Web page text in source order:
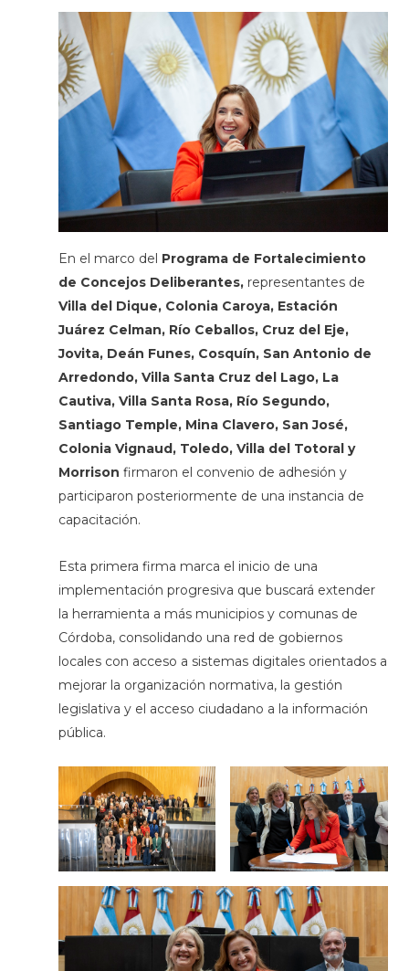
En el marco del Programa de Fortalecimiento
de Concejos Deliberantes,representantes de
Villa del Dique, Colonia Caroya, Estación
Juárez Celman, Río Ceballos, Cruz del Eje,
Jovita, Deán Funes, Cosquín, San Antonio de
Arredondo, Villa Santa Cruz del Lago, La
Cautiva, Villa Santa Rosa, Río Segundo,
Santiago Temple, Mina Clavero, San José,
Colonia Vignaud, Toledo, Villa del Totoral y
Morrison firmaron el convenio de adhesión y
participaron posteriormente de una instancia de
capacitación.
Esta primera firma marca el inicio de una
implementación progresiva que buscará extender
la herramienta a más municipios y comunas de
Córdoba, consolidando una red de gobiernos
locales con acceso a sistemas digitales orientados a
mejorar la organización normativa, la gestión
legislativa y el acceso ciudadano a la información
pública.